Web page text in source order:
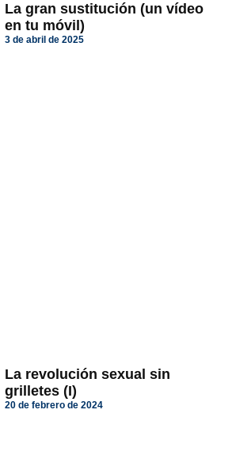
La gran sustitución (un vídeo
en tu móvil)
3 de abril de 2025
La revolución sexual sin
grilletes (I)
20 de febrero de 2024